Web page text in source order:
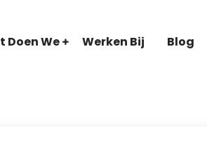
Doen We Werken Bij Blog